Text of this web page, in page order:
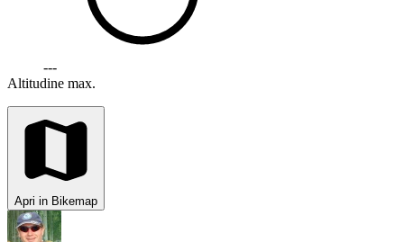
---
Altitudine max.
Apri in Bikemap